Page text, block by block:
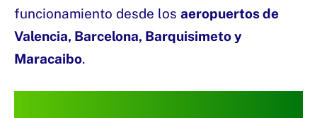
funcionamiento desde los aeropuertos de
Valencia, Barcelona, Barquisimeto y
Maracaibo.